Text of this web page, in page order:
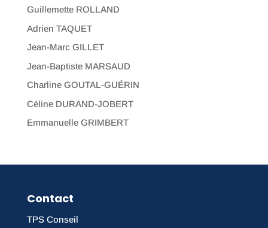
Guillemette ROLLAND
Adrien TAQUET
Jean-Marc GILLET
Jean-Baptiste MARSAUD
Charline GOUTAL-GUÉRIN
Céline DURAND-JOBERT
Emmanuelle GRIMBERT
Contact
TPS Conseil